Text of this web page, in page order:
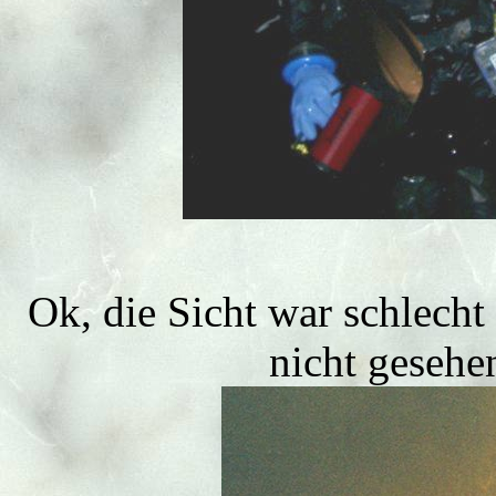
Ok, die Sicht war
nicht